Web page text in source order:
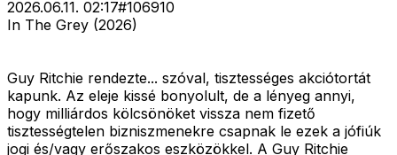
2026.06.11. 02:17#106910
In The Grey (2026)
Guy Ritchie rendezte... szóval, tisztességes akciótortát
kapunk. Az eleje kissé bonyolult, de a lényeg annyi,
hogy milliárdos kölcsönöket vissza nem fizető
tisztességtelen bizniszmenekre csapnak le ezek a jófiúk
jogi és/vagy erőszakos eszközökkel. A Guy Ritchie